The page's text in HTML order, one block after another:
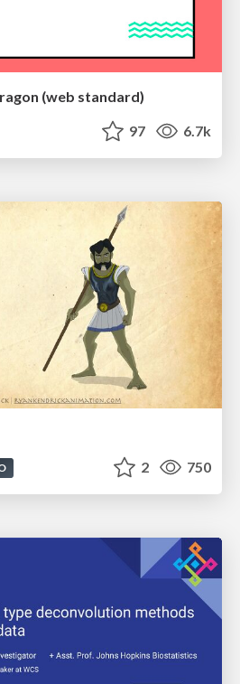
(web standard)
97 6.7k
2 750